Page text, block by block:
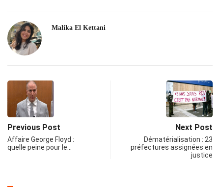
Malika El Kettani
Previous Post
Affaire George Floyd :
quelle peine pour le…
Next Post
Dématérialisation : 23
préfectures assignées en
justice